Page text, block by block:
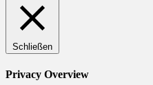
Schließen
Privacy Overview